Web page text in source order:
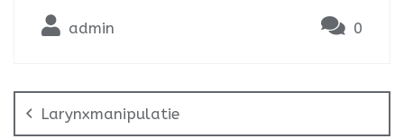
admin 0
Larynxmanipulatie